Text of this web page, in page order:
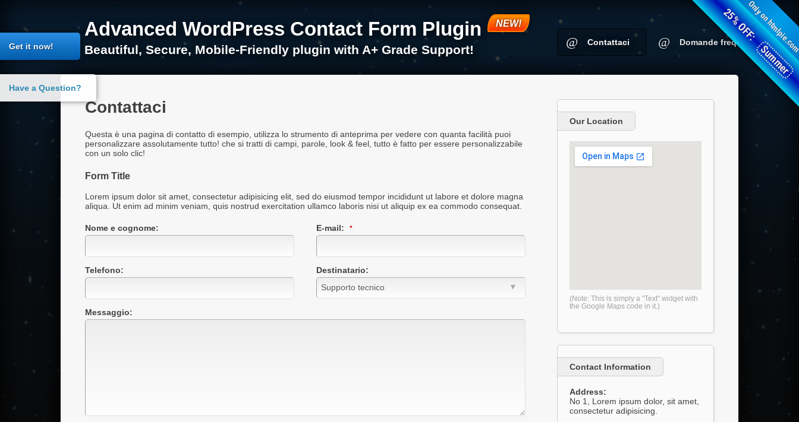
contenutoAdvanced WordPress Contact Form Plugin
Beautiful, Secure, Mobile-Friendly plugin with A+ Grade Support!
Contattaci Domande frequenti
Contattaci
Questa è una pagina di contatto di esempio, utilizza lo strumento di anteprima per vedere con quanta facilità puoi
personalizzare assolutamente tutto! che si tratti di campi, parole, look & feel, tutto è fatto per essere personalizzabile
con un solo clic!
Form Title
Lorem ipsum dolor sit amet, consectetur adipisicing elit, sed do eiusmod tempor incididunt ut labore et dolore magna
aliqua. Ut enim ad minim veniam, quis nostrud exercitation ullamco laboris nisi ut aliquip ex ea commodo consequat.
Nome e cognome: E-mail:
Telefono: Destinatario:
Messaggio:
09c134af1dd3eb7767d726e892682fa9
Our Location
(Note: This is simply a "Text" widget with
the Google Maps code in it.)
Contact Information
Address:
No 1, Lorem ipsum dolor, sit amet,
consectetur adipisicing.
Get it now!
Have a Question?
Only on
25% OFF:
Summer